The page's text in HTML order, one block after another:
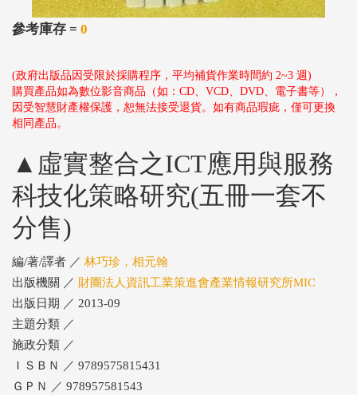
參考庫存 = 0
(政府出版品因受限於採購程序，平均補貨作業時間約 2~3 週)
購買產品如為數位影音商品（如：CD、VCD、DVD、電子書等），
因受智慧財產權保護，恕無法接受退貨。如有商品瑕疵，僅可更換
相同產品。
▲虛實整合之ICT應用與服務
科技化策略研究(五冊一套不
分售)
編/著/譯者 ／ 林巧珍，相元翰
出版機關 ／ 財團法人資訊工業策進會產業情報研究所MIC
出版日期 ／ 2013-09
主題分類 ／
施政分類 ／
ＩＳＢＮ ／ 9789575815431
ＧＰＮ ／ 978957581543